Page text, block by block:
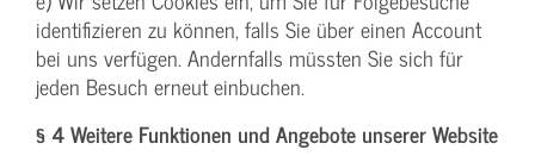
identifizieren zu können, falls Sie über einen Account
bei uns verfügen. Andernfalls müssten Sie sich für
jeden Besuch erneut einbuchen.
§ 4 Weitere Funktionen und Angebote unserer Website